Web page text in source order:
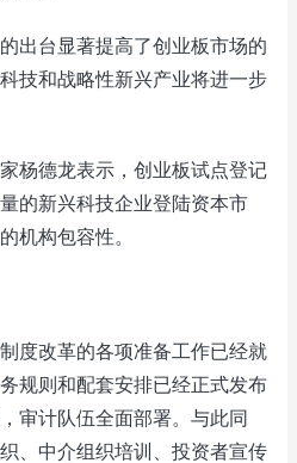
出台显著提高了创业板市场的
技和战略性新兴产业将进一步
杨德龙表示，创业板试点登记
的新兴科技企业登陆资本市
机构包容性。
度改革的各项准备工作已经就
规则和配套安排已经正式发布
审计队伍全面部署。与此同
、中介组织培训、投资者宣传